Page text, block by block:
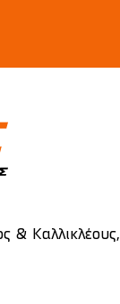
& Καλλικλέους,